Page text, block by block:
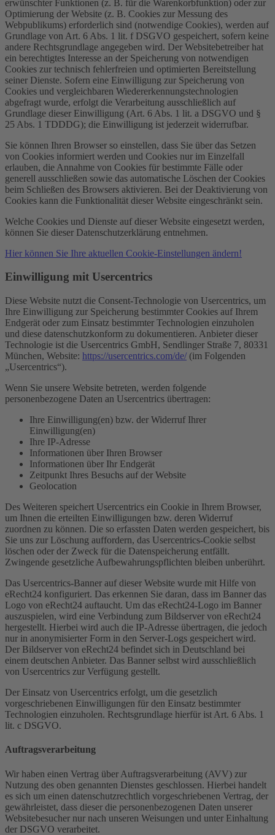
erwünschter Funktionen (z. B. für die Warenkorbfunktion) oder zur
Optimierung der Website (z. B. Cookies zur Messung des
Webpublikums) erforderlich sind (notwendige Cookies), werden auf
Grundlage von Art. 6 Abs. 1 lit. f DSGVO gespeichert, sofern keine
andere Rechtsgrundlage angegeben wird. Der Websitebetreiber hat
ein berechtigtes Interesse an der Speicherung von notwendigen
Cookies zur technisch fehlerfreien und optimierten Bereitstellung
seiner Dienste. Sofern eine Einwilligung zur Speicherung von
Cookies und vergleichbaren Wiedererkennungstechnologien
abgefragt wurde, erfolgt die Verarbeitung ausschließlich auf
Grundlage dieser Einwilligung (Art. 6 Abs. 1 lit. a DSGVO und §
25 Abs. 1 TDDDG); die Einwilligung ist jederzeit widerrufbar.
Sie können Ihren Browser so einstellen, dass Sie über das Setzen
von Cookies informiert werden und Cookies nur im Einzelfall
erlauben, die Annahme von Cookies für bestimmte Fälle oder
generell ausschließen sowie das automatische Löschen der Cookies
beim Schließen des Browsers aktivieren. Bei der Deaktivierung von
Cookies kann die Funktionalität dieser Website eingeschränkt sein.
Welche Cookies und Dienste auf dieser Website eingesetzt werden,
können Sie dieser Datenschutzerklärung entnehmen.
Hier können Sie Ihre aktuellen Cookie-Einstellungen ändern!
Einwilligung mit Usercentrics
Diese Website nutzt die Consent-Technologie von Usercentrics, um
Ihre Einwilligung zur Speicherung bestimmter Cookies auf Ihrem
Endgerät oder zum Einsatz bestimmter Technologien einzuholen
und diese datenschutzkonform zu dokumentieren. Anbieter dieser
Technologie ist die Usercentrics GmbH, Sendlinger Straße 7, 80331
München, Website: https://usercentrics.com/de/ (im Folgenden
„Usercentrics“).
Wenn Sie unsere Website betreten, werden folgende
personenbezogene Daten an Usercentrics übertragen:
Ihre Einwilligung(en) bzw. der Widerruf Ihrer
Einwilligung(en)
Ihre IP-Adresse
Informationen über Ihren Browser
Informationen über Ihr Endgerät
Zeitpunkt Ihres Besuchs auf der Website
Geolocation
Des Weiteren speichert Usercentrics ein Cookie in Ihrem Browser,
um Ihnen die erteilten Einwilligungen bzw. deren Widerruf
zuordnen zu können. Die so erfassten Daten werden gespeichert, bis
Sie uns zur Löschung auffordern, das Usercentrics-Cookie selbst
löschen oder der Zweck für die Datenspeicherung entfällt.
Zwingende gesetzliche Aufbewahrungspflichten bleiben unberührt.
Das Usercentrics-Banner auf dieser Website wurde mit Hilfe von
eRecht24 konfiguriert. Das erkennen Sie daran, dass im Banner das
Logo von eRecht24 auftaucht. Um das eRecht24-Logo im Banner
auszuspielen, wird eine Verbindung zum Bildserver von eRecht24
hergestellt. Hierbei wird auch die IP-Adresse übertragen, die jedoch
nur in anonymisierter Form in den Server-Logs gespeichert wird.
Der Bildserver von eRecht24 befindet sich in Deutschland bei
einem deutschen Anbieter. Das Banner selbst wird ausschließlich
von Usercentrics zur Verfügung gestellt.
Der Einsatz von Usercentrics erfolgt, um die gesetzlich
vorgeschriebenen Einwilligungen für den Einsatz bestimmter
Technologien einzuholen. Rechtsgrundlage hierfür ist Art. 6 Abs. 1
lit. c DSGVO.
Auftragsverarbeitung
Wir haben einen Vertrag über Auftragsverarbeitung (AVV) zur
Nutzung des oben genannten Dienstes geschlossen. Hierbei handelt
es sich um einen datenschutzrechtlich vorgeschriebenen Vertrag, der
gewährleistet, dass dieser die personenbezogenen Daten unserer
Websitebesucher nur nach unseren Weisungen und unter Einhaltung
der DSGVO verarbeitet.